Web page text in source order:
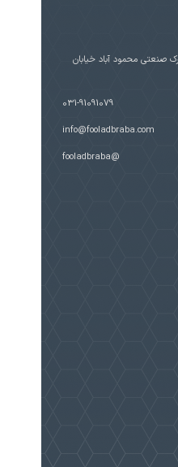
صنعتی محمود آباد خیابان
031-91091079
info@fooladbraba.com
@fooladbraba